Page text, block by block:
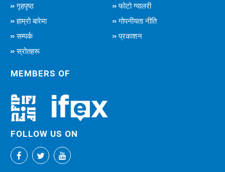
गृहपृष्ठ
फोटो ग्यालरी
हाम्रो बारेमा
गोपनीयता नीति
सम्पर्क
प्रकाशन
स्रोतहरू
MEMBERS OF
FOLLOW US ON